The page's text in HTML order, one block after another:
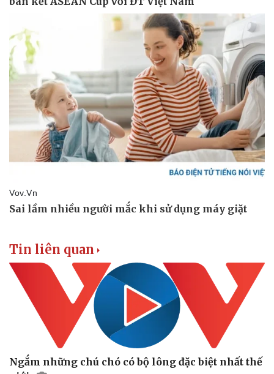
Thông tin doanh nghiệp
Doanh nghiệp 24h
Doanh nhân
Công nghệ
Tin Công nghệ
Trải nghiệm
Tin liên quan
Ngắm những chú chó có bộ lông đặc biệt nhất thế